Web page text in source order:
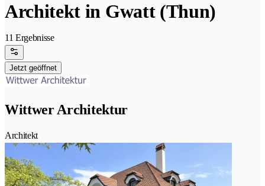
Architekt in Gwatt (Thun)
11 Ergebnisse
Jetzt geöffnet
Wittwer Architektur
Architekt